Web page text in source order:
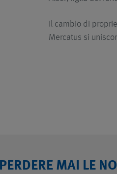
Il cambio di
Mercatus si
MAI LE